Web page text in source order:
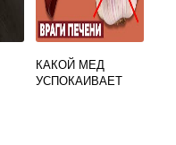
КАКОЙ МЕД
УСПОКАИВАЕТ